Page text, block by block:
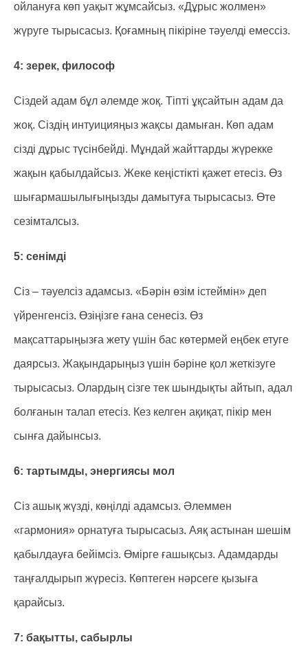
ойлануға көп уақыт жұмсайсыз. «Дұрыс жолмен»
жүруге тырысасыз. Қоғамның пікіріне тәуелді емессіз.
4: зерек, философ
Сіздей адам бұл әлемде жоқ. Тіпті ұқсайтын адам да
жоқ. Сіздің интуицияңыз жақсы дамыған. Көп адам
сізді дұрыс түсінбейді. Мұндай жайттарды жүрекке
жақын қабылдайсыз. Жеке кеңістікті қажет етесіз. Өз
шығармашылығыңызды дамытуға тырысасыз. Өте
сезімталсыз.
5: сенімді
Сіз – тәуелсіз адамсыз. «Бәрін өзім істеймін» деп
үйренгенсіз. Өзіңізге ғана сенесіз. Өз
мақсаттарыңызға жету үшін бас көтермей еңбек етуге
даярсыз. Жақындарыңыз үшін бәріне қол жеткізуге
тырысасыз. Олардың сізге тек шындықты айтып, адал
болғанын талап етесіз. Кез келген ақиқат, пікір мен
сынға дайынсыз.
6: тартымды, энергиясы мол
Сіз ашық жүзді, көңілді адамсыз. Әлеммен
«гармония» орнатуға тырысасыз. Аяқ астынан шешім
қабылдауға бейімсіз. Өмірге ғашықсыз. Адамдарды
таңғалдырып жүресіз. Көптеген нәрсеге қызыға
қарайсыз.
7: бақытты, сабырлы